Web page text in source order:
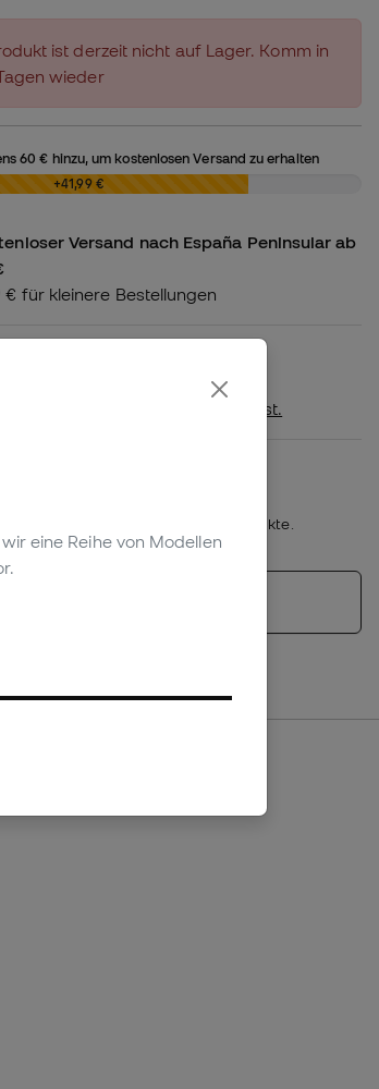
ist derzeit nicht auf Lager. Komm in
wieder
60 € hinzu, um kostenlosen Versand zu erhalten
+41,99 €
Versand nach España Peninsular ab
€ für kleinere Bestellungen
, ob dieses Produkt in Ihrem
Geschäft erhältlich ist.
anwendbar auf personalisierte Produkte.
eine Reihe von Modellen